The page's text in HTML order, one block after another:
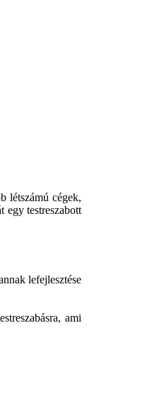
létszámú cégek,
egy testreszabott
lefejlesztése
ami